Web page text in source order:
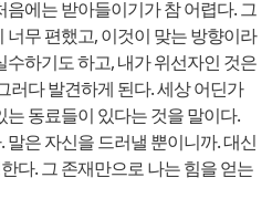
에는 받아들이기가 참 어렵다. 그
무 편했고, 이것이 맞는 방향이라
하기도 하고, 내가 위선자인 것은
러다 발견하게 된다. 세상 어딘가
동료들이 있다는 것을 말이다.
은 자신을 드러낼 뿐이니까. 대신
다. 그 존재만으로 나는 힘을 얻는